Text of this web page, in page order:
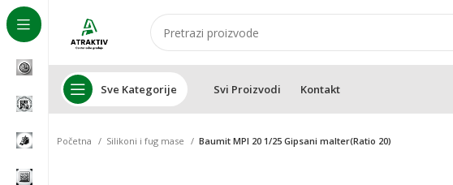
Sve Kategorije Svi Proizvodi Kontakt
Početna Silikoni i fug mase Baumit MPI 20 1/25 Gipsani malter(Ratio 20)